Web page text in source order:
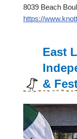
8039 Beach
https://
East
&